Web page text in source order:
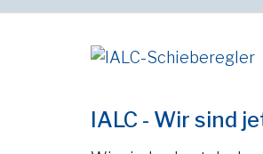
IALC - Wir sind